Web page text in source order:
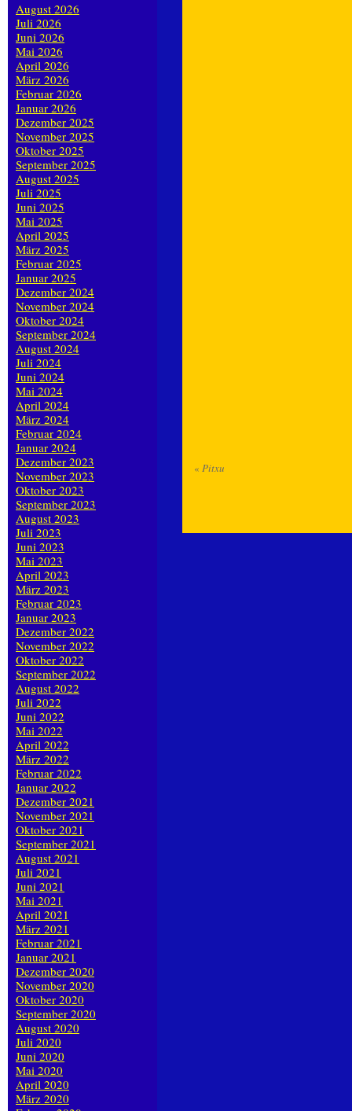
« Pitxu
August 2026
Juli 2026
Juni 2026
Mai 2026
April 2026
März 2026
Februar 2026
Januar 2026
Dezember 2025
November 2025
Oktober 2025
September 2025
August 2025
Juli 2025
Juni 2025
Mai 2025
April 2025
März 2025
Februar 2025
Januar 2025
Dezember 2024
November 2024
Oktober 2024
September 2024
August 2024
Juli 2024
Juni 2024
Mai 2024
April 2024
März 2024
Februar 2024
Januar 2024
Dezember 2023
November 2023
Oktober 2023
September 2023
August 2023
Juli 2023
Juni 2023
Mai 2023
April 2023
März 2023
Februar 2023
Januar 2023
Dezember 2022
November 2022
Oktober 2022
September 2022
August 2022
Juli 2022
Juni 2022
Mai 2022
April 2022
März 2022
Februar 2022
Januar 2022
Dezember 2021
November 2021
Oktober 2021
September 2021
August 2021
Juli 2021
Juni 2021
Mai 2021
April 2021
März 2021
Februar 2021
Januar 2021
Dezember 2020
November 2020
Oktober 2020
September 2020
August 2020
Juli 2020
Juni 2020
Mai 2020
April 2020
März 2020